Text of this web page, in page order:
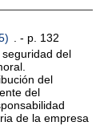
. - p. 132
del
del
del
de la empresa